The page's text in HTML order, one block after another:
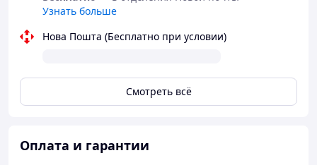
"Скарбниця-Карпат"?
Узнать больше
Нова Пошта (Бесплатно при условии)
Смотреть всё
Оплата и гарантии